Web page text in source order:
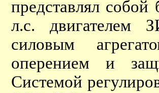
представлял
л.с. двигателем
силовым
оперением и
Cистемой